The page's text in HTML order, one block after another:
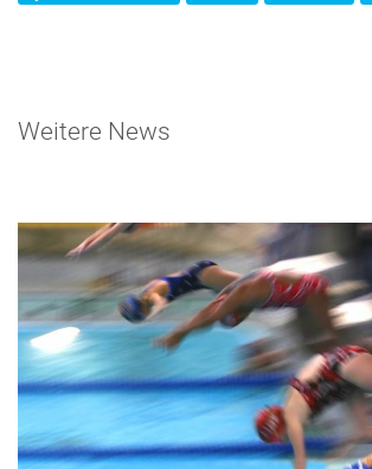
Weitere News